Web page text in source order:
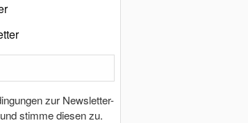
zur Newsletter-
stimme diesen zu.